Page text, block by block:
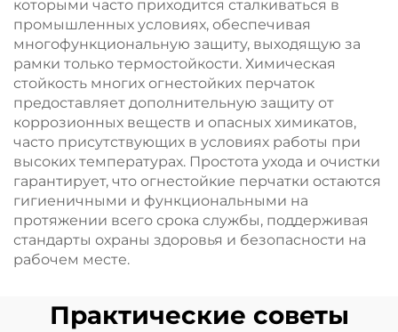
которыми часто приходится сталкиваться в
промышленных условиях, обеспечивая
многофункциональную защиту, выходящую за
рамки только термостойкости. Химическая
стойкость многих огнестойких перчаток
предоставляет дополнительную защиту от
коррозионных веществ и опасных химикатов,
часто присутствующих в условиях работы при
высоких температурах. Простота ухода и очистки
гарантирует, что огнестойкие перчатки остаются
гигиеничными и функциональными на
протяжении всего срока службы, поддерживая
стандарты охраны здоровья и безопасности на
рабочем месте.
Практические советы